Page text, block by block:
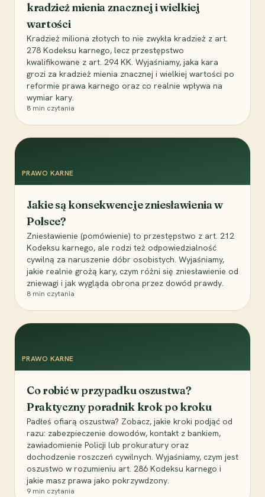
kradzież mienia znacznej i wielkiej
wartości
Kradzież miliona złotych to nie zwykła kradzież z art.
278 Kodeksu karnego, lecz przestępstwo
kwalifikowane z art. 294 KK. Wyjaśniamy, jaka kara
grozi za kradzież mienia znacznej i wielkiej wartości po
reformie prawa karnego oraz co realnie wpływa na
wymiar kary.
8 min czytania
PRAWO KARNE
Jakie są konsekwencje zniesławienia w
Polsce?
Zniesławienie (pomówienie) to przestępstwo z art. 212
Kodeksu karnego, ale rodzi też odpowiedzialność
cywilną za naruszenie dóbr osobistych. Wyjaśniamy,
jakie realnie grożą kary, czym różni się zniesławienie od
zniewagi i jak wygląda obrona przez dowód prawdy.
8 min czytania
PRAWO KARNE
Co robić w przypadku oszustwa?
Praktyczny poradnik krok po kroku
Padłeś ofiarą oszustwa? Zobacz, jakie kroki podjąć od
razu: zabezpieczenie dowodów, kontakt z bankiem,
zawiadomienie Policji lub prokuratury oraz
dochodzenie roszczeń cywilnych. Wyjaśniamy, czym jest
oszustwo w rozumieniu art. 286 Kodeksu karnego i
jakie masz prawa jako pokrzywdzony.
9 min czytania